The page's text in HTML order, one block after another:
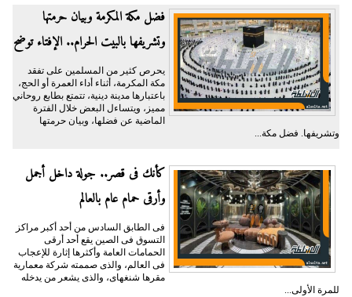
فضل مكة المكرمة وبيان حرمتها
وتشريفها بالبيت الحرام.. الإفتاء توضح
يحرص كثير من المسلمين على تفقد
مكة المكرمة، أثناء أداء العمرة أو الحج،
باعتبارها مدينة دينية، تتمتع بطابع روحاني
مميز، ويتساءل البعض خلال الفترة
الماضية عن فضلها، وبيان حرمتها
وتشريفها. فضل مكة...
كأنك فى قصر.. جولة داخل أجمل
وأرقى حمام عام بالعالم
فى الطابق السادس من أحد أكبر مراكز
التسوق فى الصين يقع أحد أرقى
الحمامات العامة وأكثرها إثارة للإعجاب
فى العالم، والذى صممته شركة معمارية
مقرها شنغهاى، والذى يشعر من يدخله
للمرة الأولى...